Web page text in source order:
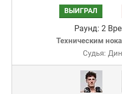
ВЫИГРАЛ
Раунд: 2
Техническим
Судья: